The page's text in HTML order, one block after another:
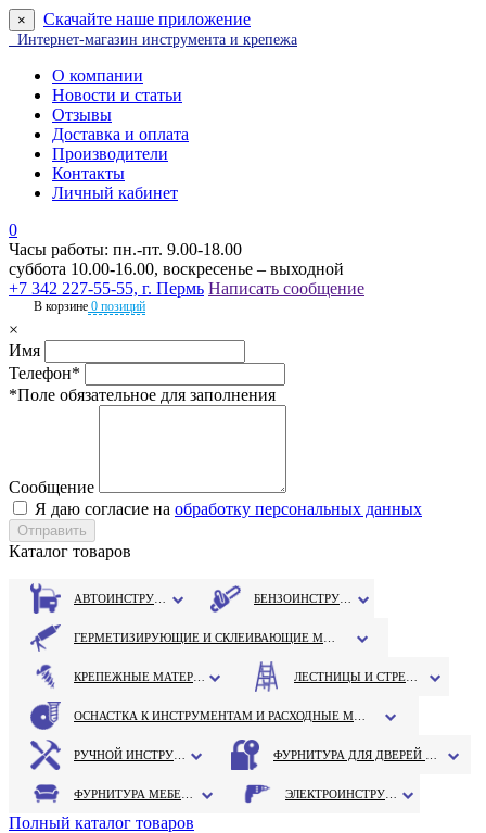
× Скачайте наше приложение
Интернет-магазин инструмента и крепежа
О компании
Новости и статьи
Отзывы
Доставка и оплата
Производители
Контакты
Личный кабинет
0
Часы работы: пн.-пт. 9.00-18.00
суббота 10.00-16.00, воскресенье – выходной
+7 342 227-55-55, г. Пермь Написать сообщение
В корзине 0 позиций
×
Имя
Телефон*
*Поле обязательное для заполнения
Сообщение
Я даю согласие на обработку персональных данных
Каталог товаров
Полный каталог товаров